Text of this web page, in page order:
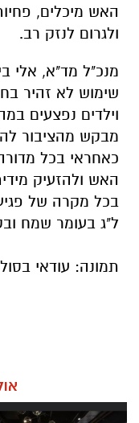
האש מיכלים,
ולגרום לנזק רב.
מנכ"ל מד"א, אלי
שימוש לא זהיר
וילדים נפצעים
מבקש מהציבור
כאחראי בכל
בכל מקרה של
ל"ג בעומר שמח
תמונה: עודאי